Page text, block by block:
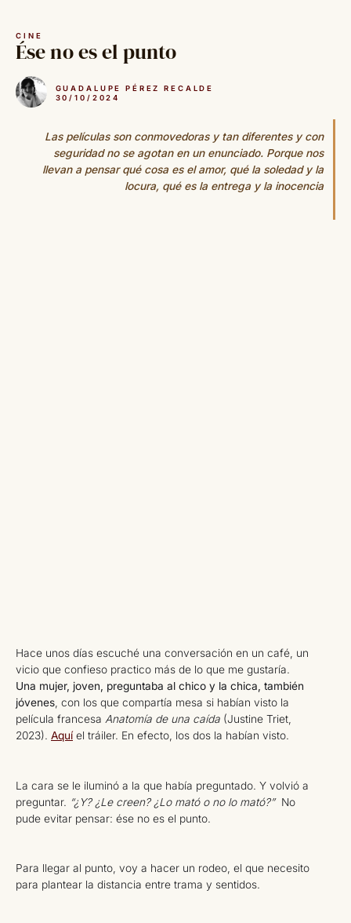
contenido
CINE
Ése no es el punto
GUADALUPE PÉREZ RECALDE
30/10/2024
Las películas son conmovedoras y tan diferentes y con
seguridad no se agotan en un enunciado. Porque nos
llevan a pensar qué cosa es el amor, qué la soledad y la
locura, qué es la entrega y la inocencia
Hace unos días escuché una conversación en un café, un
vicio que confieso practico más de lo que me gustaría.
Una mujer, joven, preguntaba al chico y la chica, también
jóvenes, con los que compartía mesa si habían visto la
película francesa Anatomía de una caída (Justine Triet,
2023). Aquíel tráiler. En efecto, los dos la habían visto.
La cara se le iluminó a la que había preguntado. Y volvió a
preguntar. “¿Y? ¿Le creen? ¿Lo mató o no lo mató?”No
pude evitar pensar: ése no es el punto.
Para llegar al punto, voy a hacer un rodeo, el que necesito
para plantear la distancia entre trama y sentidos.